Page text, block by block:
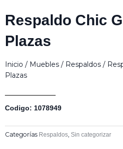
Respaldo Chic
Plazas
Inicio / Muebles / Respaldos /
Plazas
Codigo: 1078949
Categorías Respaldos, Sin categorizar